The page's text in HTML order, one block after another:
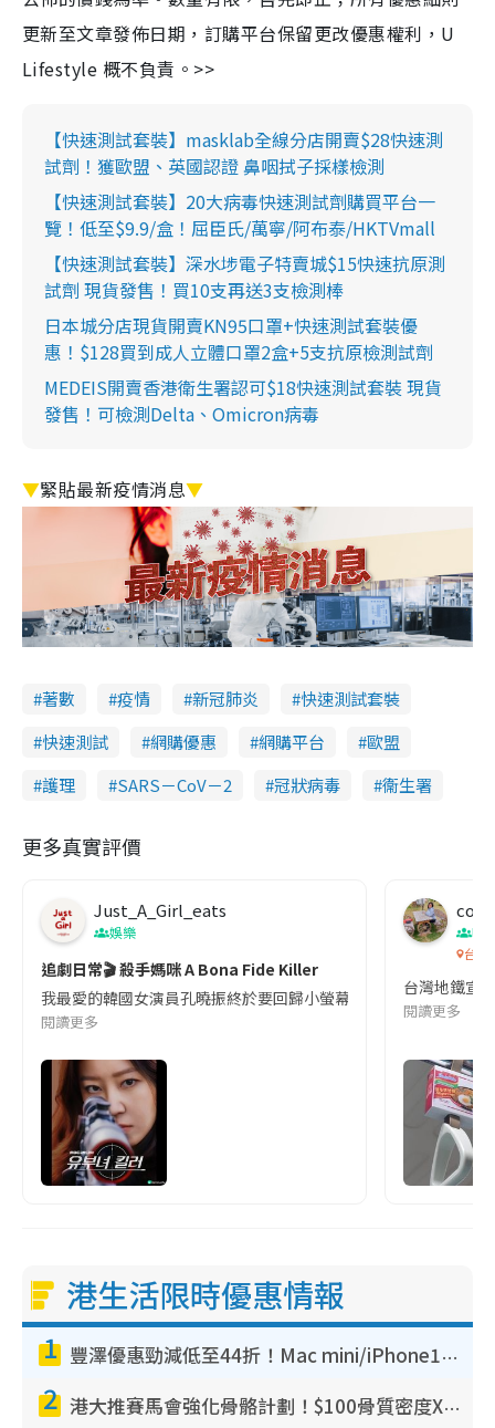
更新至文章發佈日期，訂購平台保留更改優惠權利，U
Lifestyle 概不負責。>>
【快速測試套裝】masklab全線分店開賣$28快速測
試劑！獲歐盟、英國認證 鼻咽拭子採樣檢測
【快速測試套裝】20大病毒快速測試劑購買平台一
覽！低至$9.9/盒！屈臣氏/萬寧/阿布泰/HKTVmall
【快速測試套裝】深水埗電子特賣城$15快速抗原測
試劑 現貨發售！買10支再送3支檢測棒
日本城分店現貨開賣KN95口罩+快速測試套裝優
惠！$128買到成人立體口罩2盒+5支抗原檢測試劑
MEDEIS開賣香港衛生署認可$18快速測試套裝 現貨
發售！可檢測Delta、Omicron病毒
▼緊貼最新疫情消息▼
著數 疫情 新冠肺炎
快速測試套裝
快速測試
網購優惠 網購平台
歐盟
護理
SARS－CoV－2 冠狀病毒 衞生署
更多真實評價
Just_A_Girl_eats
娛樂
追劇日常🎬 殺手媽咪 A Bona Fide Killer
我最愛的韓國女演員孔曉振終於要回歸小螢幕啦!這次的劇本改編
閱讀更多
co
吹
台灣
台灣地鐵宣
閱讀更多
港生活限時優惠情報
1 豐澤優惠勁減低至44折！Mac mini/iPhone17Pro大減價！廚房家電$220起
2 港大推賽馬會強化骨骼計劃！$100骨質密度X光檢查 完成免費運動訓練送超市禮券！附參加資格